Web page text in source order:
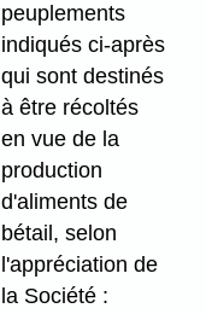
peuplements
indiqués ci-après
qui sont destinés
à être récoltés
en vue de la
production
d'aliments de
bétail, selon
l'appréciation de
la Société :